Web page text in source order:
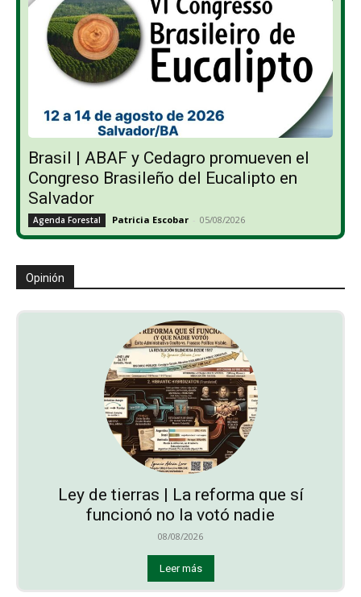
Brasil | ABAF y Cedagro promueven el
Congreso Brasileño del Eucalipto en
Salvador
Agenda Forestal Patricia Escobar - 05/08/2026
Opinión
Ley de tierras | La reforma que sí
funcionó no la votó nadie
08/08/2026
Leer más